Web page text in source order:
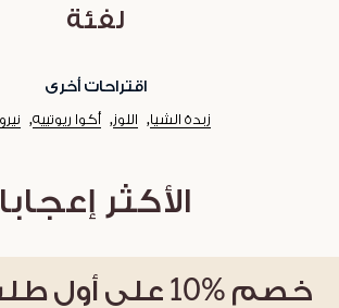
لفئة
اقتراحات أخرى
زبدة الشيا اللوز أكوا ريوتييه
الأكثر إعجابا
خصم %10 على أول